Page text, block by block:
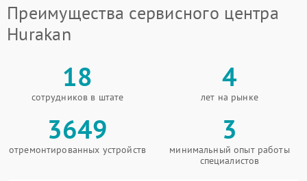
Преимущества сервисного центра
Hurakan
18
сотрудников в штате
4
лет на рынке
3649
отремонтированных устройств
3
минимальный опыт работы
специалистов